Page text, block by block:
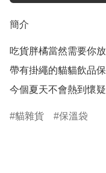
簡介
吃貨胖橘當然需要你
帶有掛繩的貓貓飲品
貓雜貨 保溫袋